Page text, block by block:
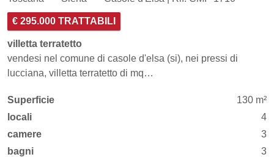
€ 295.000 TRATTABILI
villetta terratetto
vendesi nel comune di casole d'elsa (si), nei pressi di
lucciana, villetta terratetto di mq…
Superficie
130 m²
locali
4
camere
3
bagni
3